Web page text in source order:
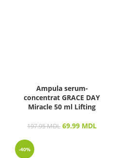
Ampula serum-
concentrat GRACE DAY
Miracle 50 ml Lifting
197.95MDL 69.99 MDL
-40%